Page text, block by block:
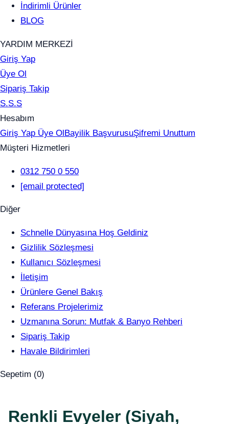
İndirimli Ürünler
BLOG
YARDIM MERKEZİ
Giriş Yap
Üye Ol
Sipariş Takip
S.S.S
Hesabım
Giriş Yap Üye OlBayilik BaşvurusuŞifremi Unuttum
Müşteri Hizmetleri
0312 750 0 550
[email protected]
Diğer
Schnelle Dünyasına Hoş Geldiniz
Gizlilik Sözleşmesi
Kullanıcı Sözleşmesi
İletişim
Ürünlere Genel Bakış
Referans Projelerimiz
Uzmanına Sorun: Mutfak & Banyo Rehberi
Sipariş Takip
Havale Bildirimleri
Sepetim (0)
Renkli Evyeler (Siyah,